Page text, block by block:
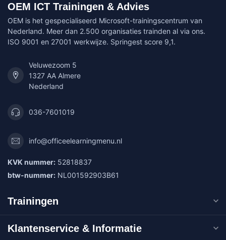
OEM ICT Trainingen & Advies
OEM is het gespecialiseerd Microsoft-trainingscentrum van
Nederland. Meer dan 2.500 organisaties trainden al via ons.
ISO 9001 en 27001 werkwijze. Springest score 9,1.
Veluwezoom 5
1327 AA Almere
Nederland
036-7601019
info@officeelearningmenu.nl
KVK nummer: 52818837
btw-nummer: NL001592903B61
Trainingen
Klantenservice & Informatie